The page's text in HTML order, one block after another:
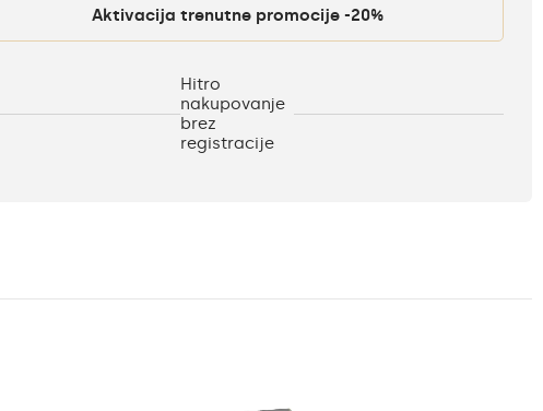
Aktivacija trenutne promocije -20%
Hitro
nakupovanje
brez
registracije